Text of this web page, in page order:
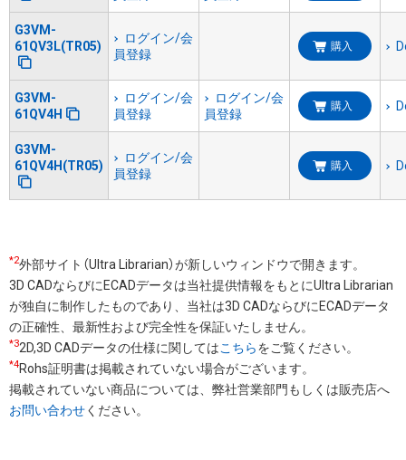
G3VM-
61QV3L(TR05)
ログイン/会
員登録
購入
G3VM-
61QV4H
ログイン/会
員登録
ログイン/会
員登録
購入
G3VM-
61QV4H(TR05)
ログイン/会
員登録
購入
*2外部サイト（Ultra Librarian）が新しいウィンドウで開きます。
3D CADならびにECADデータは当社提供情報をもとにUltra Librarian
が独自に制作したものであり、当社は3D CADならびにECADデータ
の正確性、最新性および完全性を保証いたしません。
*32D,3D CADデータの仕様に関してはこちらをご覧ください。
*4Rohs証明書は掲載されていない場合がございます。
掲載されていない商品については、弊社営業部門もしくは販売店へ
お問い合わせください。